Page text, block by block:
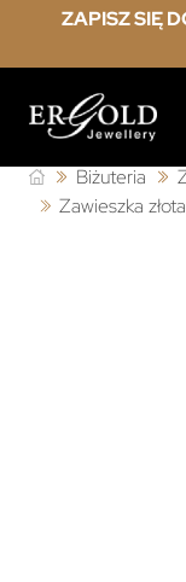
ZAPISZ SIĘ
Biżuteria